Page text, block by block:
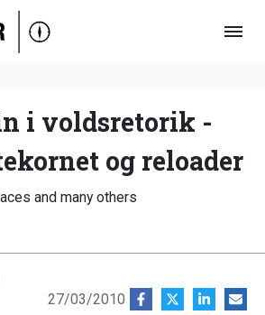
i voldsretorik -
og reloader
and many others
27/03/2010